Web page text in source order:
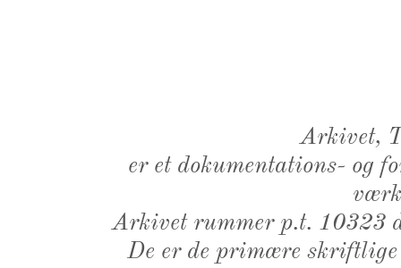
Arkivet,
er et dokumentations- og
Arkivet rummer p.t. 10323
De er de primære